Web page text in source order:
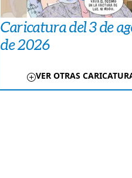
Caricatura del 3 de
de 2026
VER OTRAS